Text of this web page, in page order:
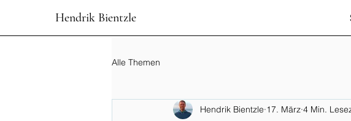
Hendrik Bientzle
Alle Themen
Hendrik Bientzle 17. März 4 Min.